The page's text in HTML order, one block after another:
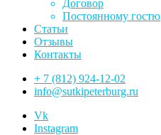
Договор
Постоянному гостю
Статьи
Отзывы
Контакты
+ 7 (812) 924-12-02
info@sutkipeterburg.ru
Vk
Instagram